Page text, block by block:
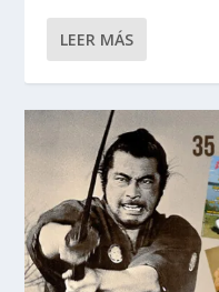
LEER MÁS